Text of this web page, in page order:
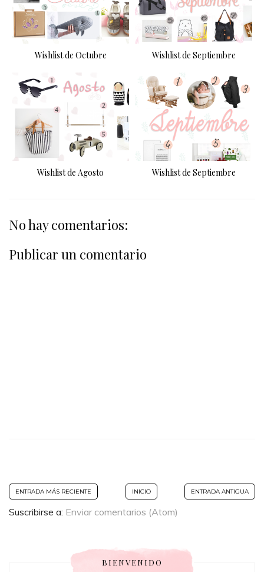
Wishlist de Octubre Wishlist de Septiembre
Wishlist de Agosto Wishlist de Septiembre
No hay comentarios:
Publicar un comentario
ENTRADA MÁS RECIENTE ENTRADA ANTIGUA
INICIO
Suscribirse a: Enviar comentarios (Atom)
BIENVENIDO